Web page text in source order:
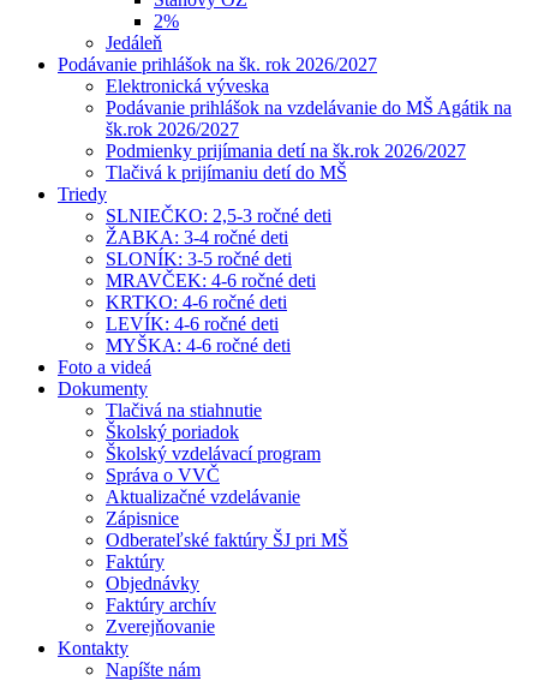
2%
Jedáleň
Podávanie prihlášok na šk. rok 2026/2027
Elektronická výveska
Podávanie prihlášok na vzdelávanie do MŠ Agátik na
šk.rok 2026/2027
Podmienky prijímania detí na šk.rok 2026/2027
Tlačivá k prijímaniu detí do MŠ
Triedy
SLNIEČKO: 2,5-3 ročné deti
ŽABKA: 3-4 ročné deti
SLONÍK: 3-5 ročné deti
MRAVČEK: 4-6 ročné deti
KRTKO: 4-6 ročné deti
LEVÍK: 4-6 ročné deti
MYŠKA: 4-6 ročné deti
Foto a videá
Dokumenty
Tlačivá na stiahnutie
Školský poriadok
Školský vzdelávací program
Správa o VVČ
Aktualizačné vzdelávanie
Zápisnice
Odberateľské faktúry ŠJ pri MŠ
Faktúry
Objednávky
Faktúry archív
Zverejňovanie
Kontakty
Napíšte nám